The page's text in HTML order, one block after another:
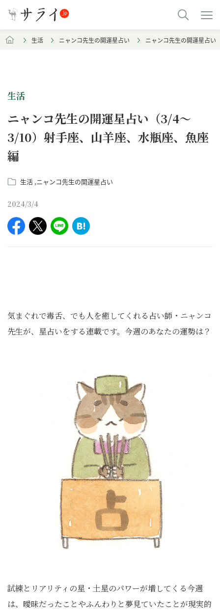
生活 ニャンコ先生の開運星占い ニャンコ先生の開運星占
生活
ニャンコ先生の開運星占い（3/4～
3/10）射手座、山羊座、水瓶座、魚座
編
生活 ニャンコ先生の開運星占い
2024/3/4
気まぐれで毒舌、でも人を癒してくれる占い師・ニャンコ
先生が、星占いをする連載です。今週のあなたの運勢は？
試練とリアリティの星・土星のパワーが増してくる今週
は、曖昧だったことやふんわりと夢見ていたことが現実的